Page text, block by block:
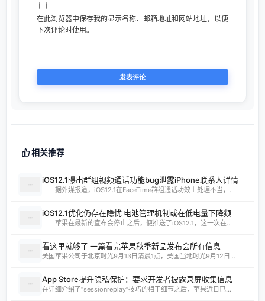
在此浏览器中保存我的显示名称、邮箱地址和网站地址，以便
下次评论时使用。
相关推荐
iOS12.1曝出群组视频通话功能bug泄露iPhone联系人详情
据外媒报道，iOS12.1在FaceTime群组通话功效上处理不当，...
iOS12.1优化仍存在隐忧 电池管理机制或在低电量下降频
苹果在最新的宣布会停止之后，便推送了iOS12.1，这一次在...
看这里就够了 一篇看完苹果秋季新品发布会所有信息
美国苹果公司于北京时光9月13日清晨1点，美国当地时光9月12日...
App Store提升隐私保护：要求开发者披露录屏收集信息
在详细介绍了“sessionreplay”技巧的相干细节之后，苹果近日已...